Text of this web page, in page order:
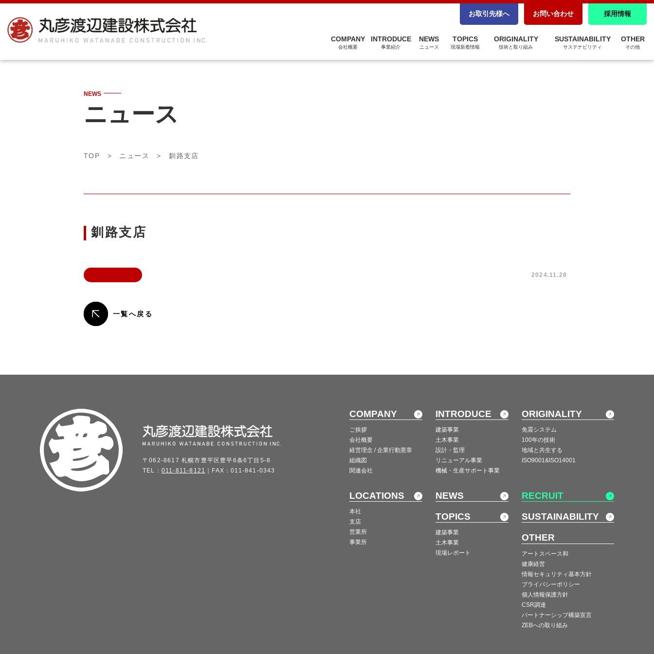
COMPANY
会社概要
INTRODUCE
事業紹介
NEWS
ニュース
TOPICS
現場新着情報
ORIGINALITY
技術と取り組み
SUSTAINABILITY
サステナビリティ
OTHER
その他
パートナーシップ構築宣言
ZEBへの取り組み
お取引先様へ お問い合わせ 採用情報
NEWS
ニュース
TOP > ニュース > 釧路支店
釧路支店
2024.11.28
一覧へ戻る
〒062-8617 札幌市豊平区豊平6条6丁目5-8
TEL： 011-811-8121 ｜FAX：011-841-0343
COMPANY
ご挨拶
会社概要
経営理念 / 企業行動憲章
組織図
関連会社
INTRODUCE
建築事業
土木事業
設計・監理
リニューアル事業
機械・生産サポート事業
ORIGINALITY
免震システム
100年の技術
地域と共生する
ISO9001&ISO14001
LOCATIONS
本社
支店
営業所
事業所
NEWS
TOPICS
建築事業
土木事業
現場レポート
RECRUIT
SUSTAINABILITY
OTHER
アートスペース和
健康経営
情報セキュリティ基本方針
プライバシーポリシー
個人情報保護方針
CSR調達
パートナーシップ構築宣言
ZEBへの取り組み